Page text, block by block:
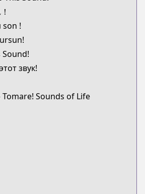
manga/319
series/13771/list
Plus
episode/
!
звук!
Sounds of Life